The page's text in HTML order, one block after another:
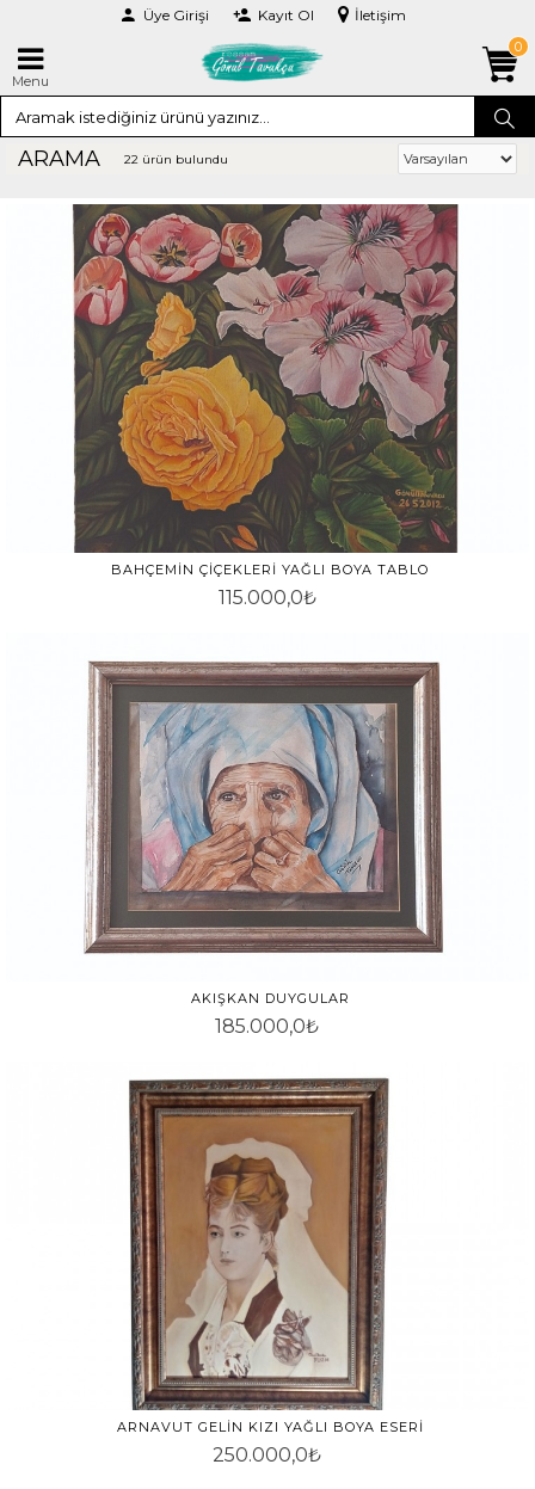
Üye Girişi Kayıt Ol İletişim
Menu
0
ARAMA 22 ürün bulundu
BAHÇEMIN ÇIÇEKLERI YAĞLI BOYA TABLO
115.000,0₺
AKIŞKAN DUYGULAR
185.000,0₺
ARNAVUT GELIN KIZI YAĞLI BOYA ESERI
250.000,0₺